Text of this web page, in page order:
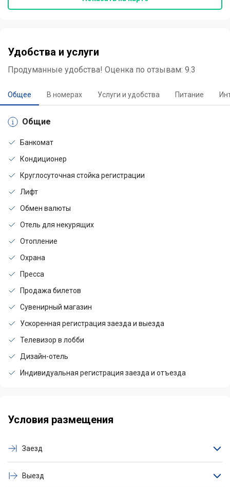
Удобства и услуги
Продуманные удобства! Оценка по отзывам: 9.3
Общее В номерах Услуги и удобства Питание
Общие
Банкомат
Кондиционер
Круглосуточная стойка регистрации
Лифт
Обмен валюты
Отель для некурящих
Отопление
Охрана
Пресса
Продажа билетов
Сувенирный магазин
Ускоренная регистрация заезда и выезда
Телевизор в лобби
Дизайн-отель
Индивидуальная регистрация заезда и отъезда
Условия размещения
Заезд
Выезд